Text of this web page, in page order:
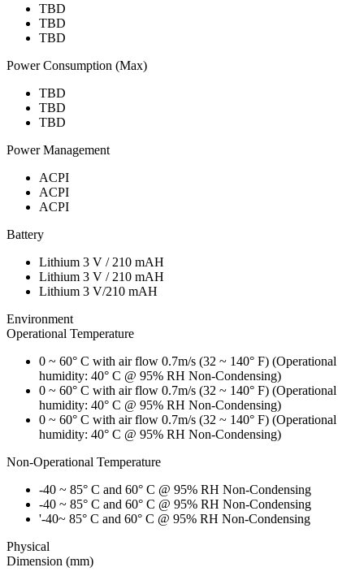
TBD
TBD
TBD
Power Consumption (Max)
TBD
TBD
TBD
Power Management
ACPI
ACPI
ACPI
Battery
Lithium 3 V / 210 mAH
Lithium 3 V / 210 mAH
Lithium 3 V/210 mAH
Environment
Operational Temperature
0 ~ 60° C with air flow 0.7m/s (32 ~ 140° F) (Operational
humidity: 40° C @ 95% RH Non-Condensing)
0 ~ 60° C with air flow 0.7m/s (32 ~ 140° F) (Operational
humidity: 40° C @ 95% RH Non-Condensing)
0 ~ 60° C with air flow 0.7m/s (32 ~ 140° F) (Operational
humidity: 40° C @ 95% RH Non-Condensing)
Non-Operational Temperature
-40 ~ 85° C and 60° C @ 95% RH Non-Condensing
-40 ~ 85° C and 60° C @ 95% RH Non-Condensing
'-40~ 85° C and 60° C @ 95% RH Non-Condensing
Physical
Dimension (mm)